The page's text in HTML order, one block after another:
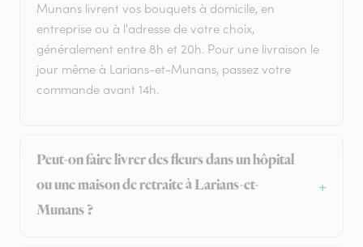
Munans livrent vos bouquets à domicile, en
entreprise ou à l'adresse de votre choix,
généralement entre 8h et 20h. Pour une livraison le
jour même à Larians-et-Munans, passez votre
commande avant 14h.
Peut-on faire livrer des fleurs dans un hôpital
ou une maison de retraite à Larians-et-
Munans ?